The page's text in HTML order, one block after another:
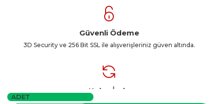
ADET
Güvenli Ödeme
3D Security ve 256 Bit SSL ile alışverişleriniz güven altında.
Kolay İade